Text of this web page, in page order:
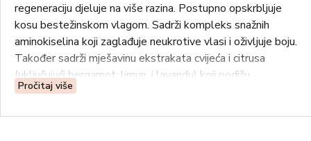
regeneraciju djeluje na više razina. Postupno opskrbljuje
kosu bestežinskom vlagom. Sadrži kompleks snažnih
aminokiselina koji zaglađuje neukrotive vlasi i oživljuje boju.
Također sadrži mješavinu ekstrakata cvijeća i citrusa
(uključujući bergamot, limun, i lavandu) koji podižu
raspoloženje, osvježavaju i oživljuju vlasište, a kosu čine
Pročitaj više